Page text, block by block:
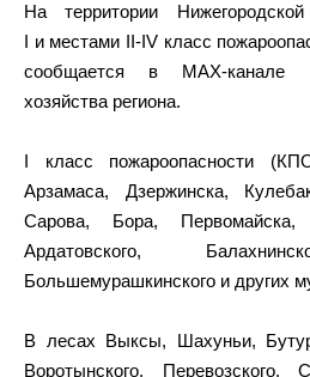
На территории
I и местами II-IV класс
сообщается в MAX-канале
хозяйства региона.
I класс пожароопасности
Арзамаса, Дзержинска,
Сарова, Бора,
Ардатовского,
Большемурашкинского и других
В лесах Выксы, Шахуньи,
Воротынского, Перевозского,